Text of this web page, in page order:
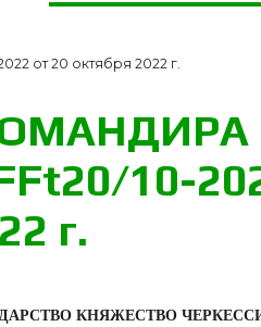
от 20 октября 2022 г.
10-
г.
КНЯЖЕСТВО